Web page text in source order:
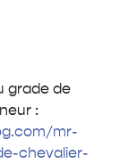
grade de
:
mr-
chevalier-